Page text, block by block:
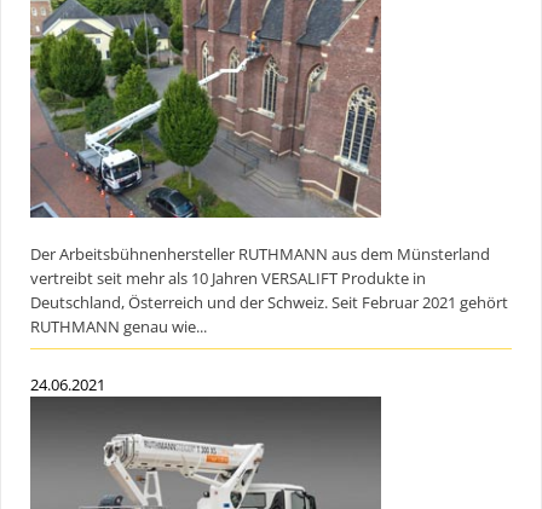
Der Arbeitsbühnenhersteller RUTHMANN aus dem Münsterland
vertreibt seit mehr als 10 Jahren VERSALIFT Produkte in
Deutschland, Österreich und der Schweiz. Seit Februar 2021 gehört
RUTHMANN genau wie...
24.06.2021